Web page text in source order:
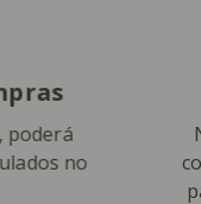
poderá
no